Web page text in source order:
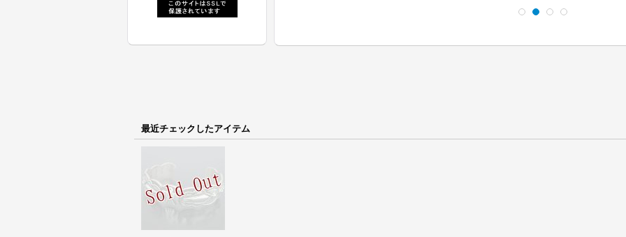
最近チェックしたアイテム